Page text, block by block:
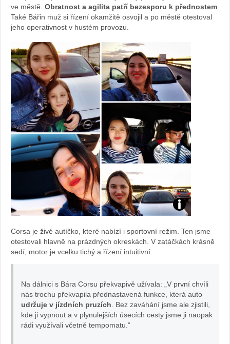
ve městě. Obratnost a agilita patří bezesporu k přednostem
Také Bářin muž si řízení okamžitě osvojil a po městě otestoval
jeho operativnost v hustém provozu.
Foto:
Sabina
Corsa je živé autíčko, které nabízí i sportovní režim. Ten jsme
otestovali hlavně na prázdných okreskách. V zatáčkách krásně
sedí, motor je vcelku tichý a řízení intuitivní.
Na dálnici s Bára Corsu překvapivě užívala: „V první chvíli
nás trochu překvapila přednastavená funkce, která auto
udržuje v jízdních pruzích . Bez zaváhání jsme ale zjistili,
kde ji vypnout a v plynulejších úsecích cesty jsme ji naopak
rádi využívali včetně tempomatu.“